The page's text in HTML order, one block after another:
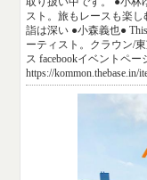
スト。旅もレースも楽
詣は深い ●小森義也●
ーティスト。クラウン/
ス facebookイベントペー
https://kommon.thebase.in/